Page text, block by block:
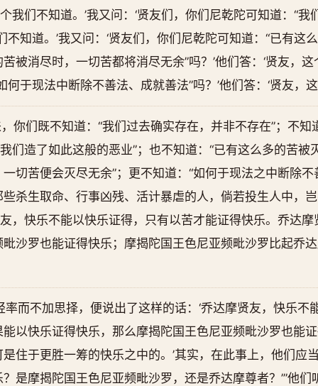
我们不知道。’我又问：‘贤友们，你们尼乾陀可知道：“
不知道。’我又问：‘贤友们，你们尼乾陀可知道：“已有这
被消尽时，一切苦都将消尽无余”吗？’他们答：‘贤友，这
于现法中断除不善法、成就善法”吗？’他们答：‘贤友，
你们既不知道：“我们过去确实存在，并非不存在”；不知
们造了如此这般的恶业”；也不知道：“已有这么多的苦
切苦便会灭尽无余”；更不知道：“如何于现法之中断除
杀生取命、行事凶残、活计暴虐的人，倘若投生人中，
，快乐不能以快乐证得，只有以苦才能证得快乐。乔达
沙罗也能证得快乐；摩揭陀国王色尼亚频毗沙罗比起乔
率而不加思择，便说出了这样的话：‘乔达摩贤友，快乐不
以快乐证得快乐，那么摩揭陀国王色尼亚频毗沙罗也能
住于更胜一筹的快乐之中的。’其实，在此事上，他们应
是摩揭陀国王色尼亚频毗沙罗，还是乔达摩尊者？’”他们